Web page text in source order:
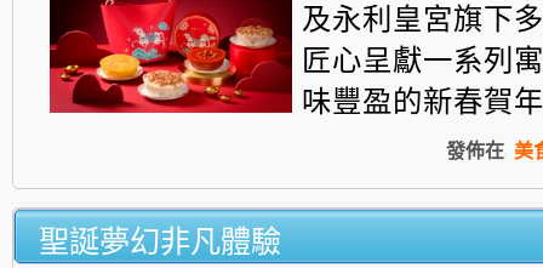
及永利皇宮旗下
匠心呈獻一系列
味豐盈的新春賀
發佈在 美
聖誕夢幻非凡體驗